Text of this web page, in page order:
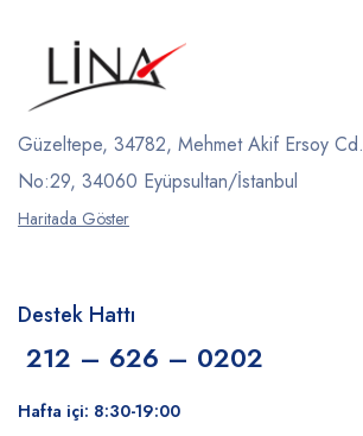
Güzeltepe, 34782, Mehmet Akif Ersoy Cd.
No:29, 34060 Eyüpsultan/İstanbul
Haritada Göster
Destek Hattı
212 – 626 – 0202
Hafta içi: 8:30-19:00